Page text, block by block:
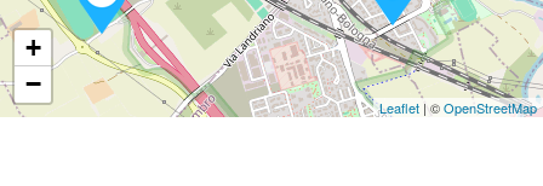
+
−
Leaflet | ©OpenStreetMap